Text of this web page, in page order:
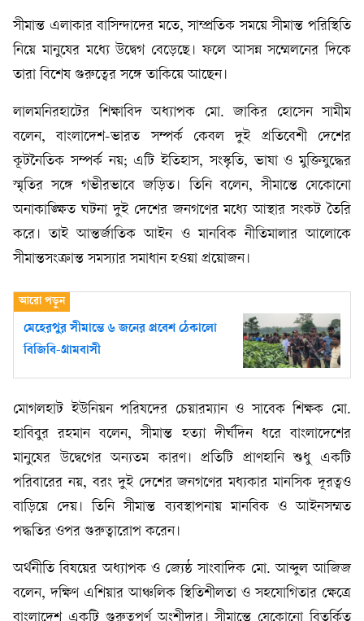
সীমান্ত এলাকার বাসিন্দাদের মতে, সাম্প্রতিক সময়ে সীমান্ত পরিস্থিতি
নিয়ে মানুষের মধ্যে উদ্বেগ বেড়েছে। ফলে আসন্ন সম্মেলনের দিকে
তারা বিশেষ গুরুত্বের সঙ্গে তাকিয়ে আছেন।
লালমনিরহাটের শিক্ষাবিদ অধ্যাপক মো. জাকির হোসেন সামীম
বলেন, বাংলাদেশ-ভারত সম্পর্ক কেবল দুই প্রতিবেশী দেশের
কূটনৈতিক সম্পর্ক নয়; এটি ইতিহাস, সংস্কৃতি, ভাষা ও মুক্তিযুদ্ধের
স্মৃতির সঙ্গে গভীরভাবে জড়িত। তিনি বলেন, সীমান্তে যেকোনো
অনাকাঙ্ক্ষিত ঘটনা দুই দেশের জনগণের মধ্যে আস্থার সংকট তৈরি
করে। তাই আন্তর্জাতিক আইন ও মানবিক নীতিমালার আলোকে
সীমান্তসংক্রান্ত সমস্যার সমাধান হওয়া প্রয়োজন।
মেহেরপুর সীমান্তে ৬ জনের প্রবেশ ঠেকালো
বিজিবি-গ্রামবাসী
মোগলহাট ইউনিয়ন পরিষদের চেয়ারম্যান ও সাবেক শিক্ষক মো.
হাবিবুর রহমান বলেন, সীমান্ত হত্যা দীর্ঘদিন ধরে বাংলাদেশের
মানুষের উদ্বেগের অন্যতম কারণ। প্রতিটি প্রাণহানি শুধু একটি
পরিবারের নয়, বরং দুই দেশের জনগণের মধ্যকার মানসিক দূরত্বও
বাড়িয়ে দেয়। তিনি সীমান্ত ব্যবস্থাপনায় মানবিক ও আইনসম্মত
পদ্ধতির ওপর গুরুত্বারোপ করেন।
অর্থনীতি বিষয়ের অধ্যাপক ও জ্যেষ্ঠ সাংবাদিক মো. আব্দুল আজিজ
বলেন, দক্ষিণ এশিয়ার আঞ্চলিক স্থিতিশীলতা ও সহযোগিতার ক্ষেত্রে